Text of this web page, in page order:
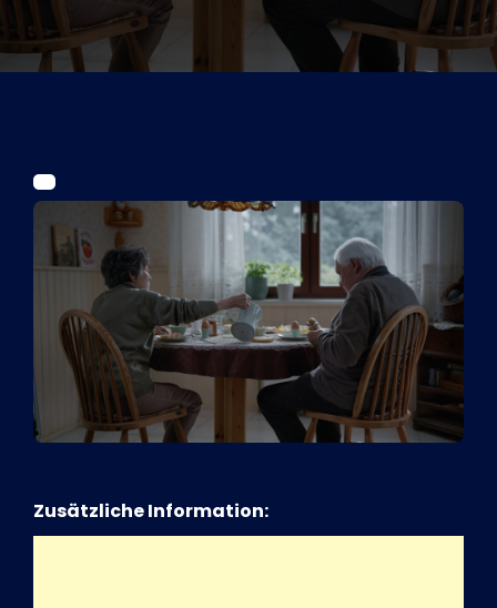
Tickets
Kurier Romy 2026
Zusätzliche Information: